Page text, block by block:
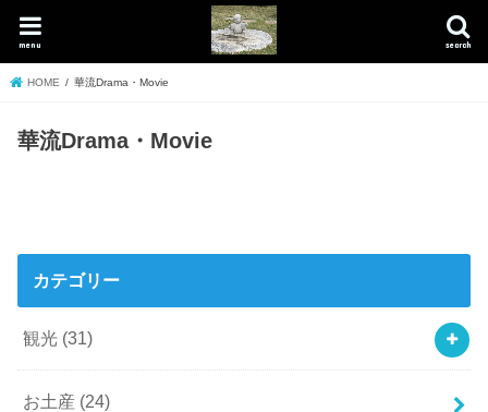
search
menu
HOME 華流Drama・Movie
華流Drama・Movie
カテゴリー
観光 (31)
お土産 (24)